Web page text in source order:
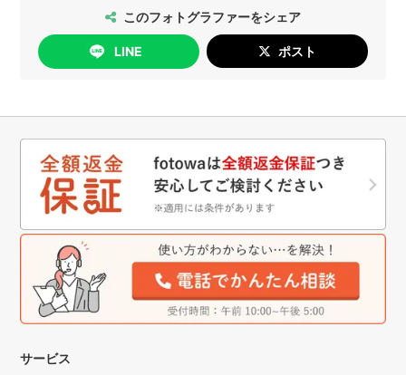
男の子用(白黒兜柄、金色武者柄、青系鷹柄、緑系龍柄)
女の子用(赤鳳凰柄、薄桃色独楽柄、赤緑蝶柄、ピンク鞠柄)
上記計8着ご用意がございます。
詳しくはお問い合わせください。
＊＊＊納品について＊＊＊
一枚一枚丁寧に明るさや色味を調整しております。
お急ぎの場合はご相談ください。
納品は最低でも75枚以上をお約束致します。
(過去の納品は全て100枚以上です。)
納品は全てJPEGでの納品になります。
ご理解のほどお願い致します。
[日時変更]
無料で行っていただけます。
[キャンセル]
このフォトグラファーをシェア
LINE ポスト
サービス